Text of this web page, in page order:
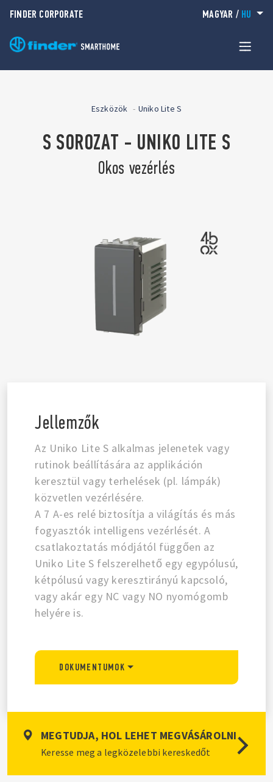
FINDER CORPORATE MAGYAR / HU
Eszközök Uniko Lite S
S SOROZAT - UNIKO LITE S
Okos vezérlés
Jellemzők
Az Uniko Lite S alkalmas jelenetek vagy
rutinok beállítására az applikáción
keresztül vagy terhelések (pl. lámpák)
közvetlen vezérlésére.
A 7 A-es relé biztosítja a világítás és más
fogyasztók intelligens vezérlését. A
csatlakoztatás módjától függően az
Uniko Lite S felszerelhető egy egypólusú,
kétpólusú vagy keresztirányú kapcsoló,
vagy akár egy NC vagy NO nyomógomb
helyére is.
DOKUMENTUMOK
MEGTUDJA, HOL LEHET MEGVÁSÁROLNI
Keresse meg a legközelebbi kereskedőt